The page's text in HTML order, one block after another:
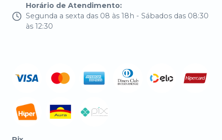
Horário de Atendimento:
Segunda a sexta das 08 às 18h - Sábados das 08:30
às 12:30